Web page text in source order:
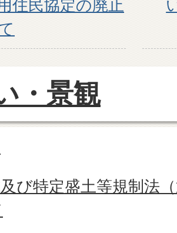
住民協定の廃止
・景観
び特定盛土等規制法